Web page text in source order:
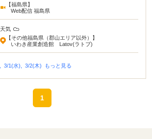
【福島県】
Web配信 福島県
天気
【その他福島県（郡山エリア以外）】
いわき産業創造館 Latov(ラトブ)
3/1(水), 3/2(木) もっと見る
1